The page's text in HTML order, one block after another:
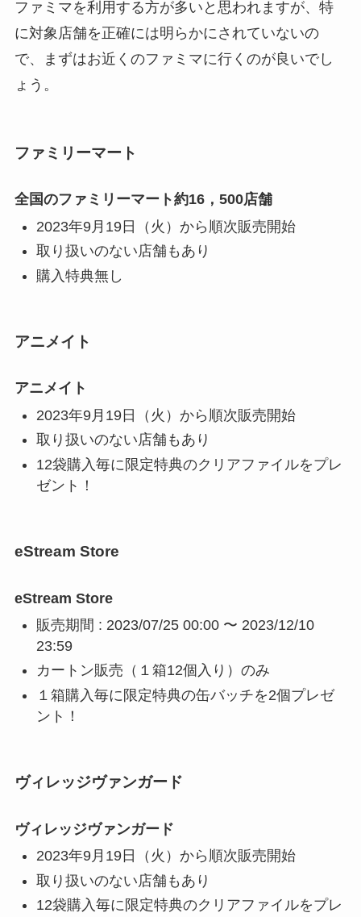
ファミマを利用する方が多いと思われますが、特
に対象店舗を正確には明らかにされていないの
で、まずはお近くのファミマに行くのが良いでし
ょう。
ファミリーマート
全国のファミリーマート約16，500店舗
2023年9月19日（火）から順次販売開始
取り扱いのない店舗もあり
購入特典無し
アニメイト
アニメイト
2023年9月19日（火）から順次販売開始
取り扱いのない店舗もあり
12袋購入毎に限定特典のクリアファイルをプレ
ゼント！
eStream Store
eStream Store
販売期間 : 2023/07/25 00:00 〜 2023/12/10
23:59
カートン販売（１箱12個入り）のみ
１箱購入毎に限定特典の缶バッチを2個プレゼ
ント！
ヴィレッジヴァンガード
ヴィレッジヴァンガード
2023年9月19日（火）から順次販売開始
取り扱いのない店舗もあり
12袋購入毎に限定特典のクリアファイルをプレ